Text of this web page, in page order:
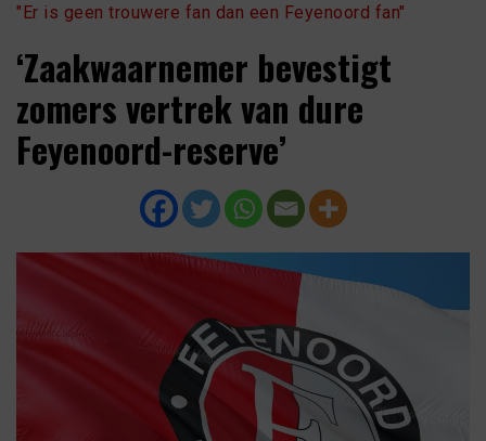
"Er is geen trouwere fan dan een Feyenoord fan"
‘Zaakwaarnemer bevestigt
zomers vertrek van dure
Feyenoord-reserve’